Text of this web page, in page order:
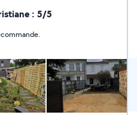
que vos
extérieur,nettoyage de
urgents N'hésitez
attentes avec un service
qualité Merci et à très vite
: 5/5